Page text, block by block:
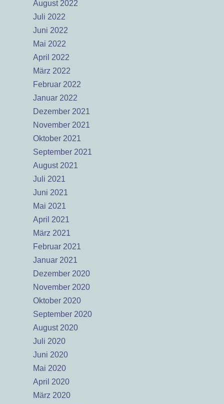
August 2022
Juli 2022
Juni 2022
Mai 2022
April 2022
März 2022
Februar 2022
Januar 2022
Dezember 2021
November 2021
Oktober 2021
September 2021
August 2021
Juli 2021
Juni 2021
Mai 2021
April 2021
März 2021
Februar 2021
Januar 2021
Dezember 2020
November 2020
Oktober 2020
September 2020
August 2020
Juli 2020
Juni 2020
Mai 2020
April 2020
März 2020